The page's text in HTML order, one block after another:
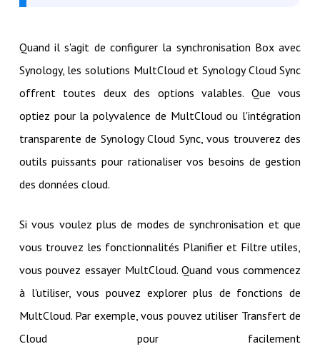
Quand il s'agit de configurer la synchronisation Box avec
Synology, les solutions MultCloud et Synology Cloud Sync
offrent toutes deux des options valables. Que vous
optiez pour la polyvalence de MultCloud ou l'intégration
transparente de Synology Cloud Sync, vous trouverez des
outils puissants pour rationaliser vos besoins de gestion
des données cloud.
Si vous voulez plus de modes de synchronisation et que
vous trouvez les fonctionnalités Planifier et Filtre utiles,
vous pouvez essayer MultCloud. Quand vous commencez
à l'utiliser, vous pouvez explorer plus de fonctions de
MultCloud. Par exemple, vous pouvez utiliser Transfert de
Cloud pour facilement